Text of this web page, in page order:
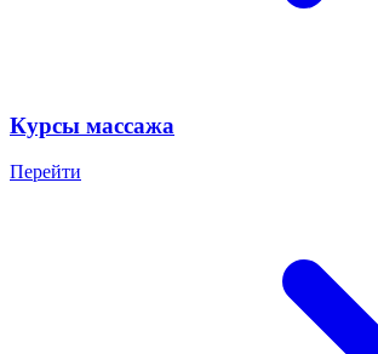
Курсы массажа
Перейти